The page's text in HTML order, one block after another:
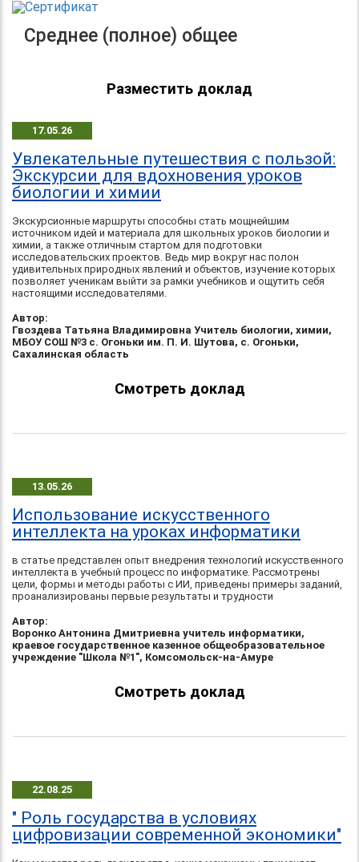
Среднее (полное) общее
Разместить доклад
17.05.26
Увлекательные путешествия с пользой:
Экскурсии для вдохновения уроков
биологии и химии
Экскурсионные маршруты способны стать мощнейшим
источником идей и материала для школьных уроков биологии и
химии, а также отличным стартом для подготовки
исследовательских проектов. Ведь мир вокруг нас полон
удивительных природных явлений и объектов, изучение которых
позволяет ученикам выйти за рамки учебников и ощутить себя
настоящими исследователями.
Автор:
Гвоздева Татьяна Владимировна Учитель биологии, химии,
МБОУ СОШ №3 с. Огоньки им. П. И. Шутова, с. Огоньки,
Сахалинская область
Смотреть доклад
13.05.26
Использование искусственного
интеллекта на уроках информатики
в статье представлен опыт внедрения технологий искусственного
интеллекта в учебный процесс по информатике. Рассмотрены
цели, формы и методы работы с ИИ, приведены примеры заданий,
проанализированы первые результаты и трудности
Автор:
Воронко Антонина Дмитриевна учитель информатики,
краевое государственное казенное общеобразовательное
учреждение "Школа №1", Комсомольск-на-Амуре
Смотреть доклад
22.08.25
" Роль государства в условиях
цифровизации современной экономики"